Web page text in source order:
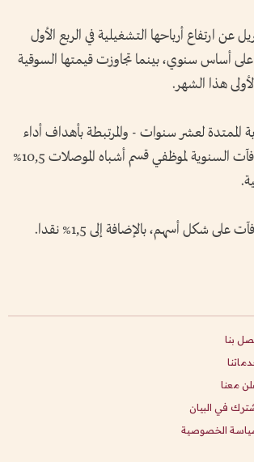
عن ارتفاع أرباحها التشغيلية في الربع الأول
تقارب 750% على أساس سنوي، بينما تجاوزت قيمتها السوقية
هذا الشهر.
الممتدة لعشر سنوات - والمرتبطة بأهداف أداء
طموحة - ستبلغ المكافآت السنوية لموظفي قسم أشباه الموصلات 10,5%
شكل أسهم، بالإضافة إلى 1,5% نقدا.
بنا
معنا
في البيان
الخصوصية